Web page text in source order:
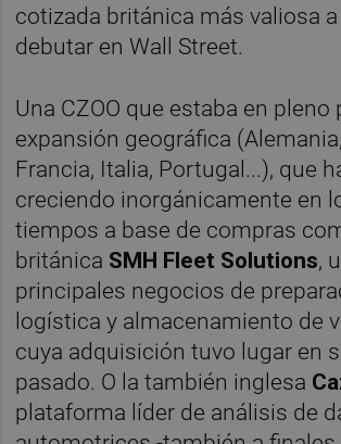
cotizada británica más valiosa
debutar en Wall Street.
Una CZOO que estaba en pleno
expansión geográfica
Francia, Italia, Portugal...), que
creciendo inorgánicamente en
tiempos a base de compras
británica SMH Fleet Solutions,
principales negocios de
logística y almacenamiento de
cuya adquisición tuvo lugar en
pasado. O la también inglesa
plataforma líder de análisis de